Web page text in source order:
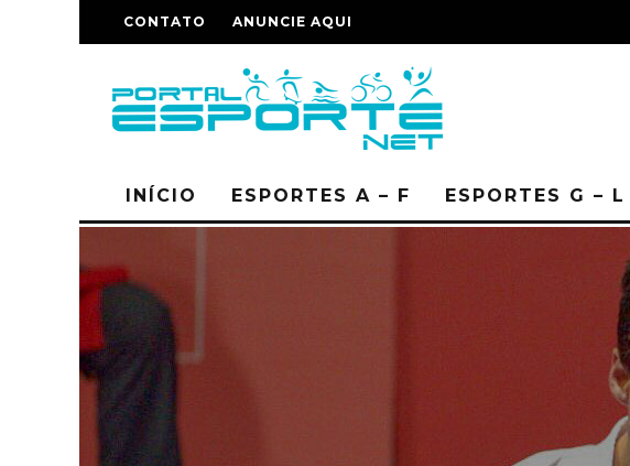
CONTATO ANUNCIE AQUI
INÍCIO ESPORTES A – F ESPORTES G – L